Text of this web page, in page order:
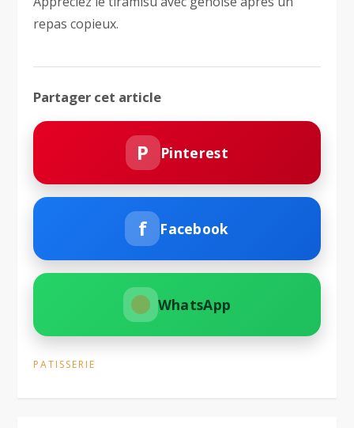
repas copieux.
Partager cet article
P Pinterest
f Facebook
WhatsApp
PATISSERIE